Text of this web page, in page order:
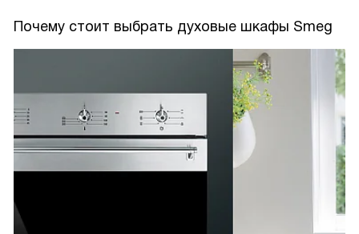
Почему стоит выбрать духовые шкафы Smeg